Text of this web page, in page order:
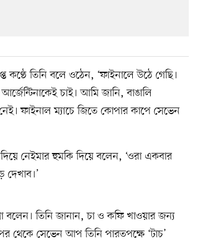
কণ্ঠে তিনি বলে ওঠেন, ‘ফাইনালে উঠে গেছি।
চাই। আমি জানি, বাঙালি
ফাইনাল ম্যাচে জিতে কোপার কাপে সেভেন
নেইমার হুমকি দিয়ে বলেন, ‘ওরা একবার
বলেন। তিনি জানান, চা ও কফি খাওয়ার জন্য
থেকে সেভেন আপ তিনি পারতপক্ষে ‘টাচ’